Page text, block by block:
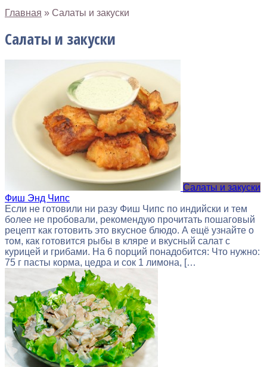
Главная » Салаты и закуски
Салаты и закуски
Салаты и закуски
Фиш Энд Чипс
Если не готовили ни разу Фиш Чипс по индийски и тем
более не пробовали, рекомендую прочитать пошаговый
рецепт как готовить это вкусное блюдо. А ещё узнайте о
том, как готовится рыбы в кляре и вкусный салат с
курицей и грибами. На 6 порций понадобится: Что нужно:
75 г пасты корма, цедра и сок 1 лимона, […